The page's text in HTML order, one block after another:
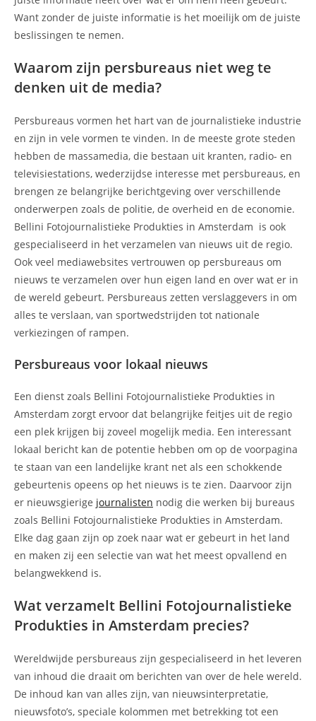
Want zonder de juiste informatie is het moeilijk om de juiste
beslissingen te nemen.
Waarom zijn persbureaus niet weg te
denken uit de media?
Persbureaus vormen het hart van de journalistieke industrie
en zijn in vele vormen te vinden. In de meeste grote steden
hebben de massamedia, die bestaan uit kranten, radio- en
televisiestations, wederzijdse interesse met persbureaus, en
brengen ze belangrijke berichtgeving over verschillende
onderwerpen zoals de politie, de overheid en de economie.
Bellini Fotojournalistieke Produkties in Amsterdam is ook
gespecialiseerd in het verzamelen van nieuws uit de regio.
Ook veel mediawebsites vertrouwen op persbureaus om
nieuws te verzamelen over hun eigen land en over wat er in
de wereld gebeurt. Persbureaus zetten verslaggevers in om
alles te verslaan, van sportwedstrijden tot nationale
verkiezingen of rampen.
Persbureaus voor lokaal nieuws
Een dienst zoals Bellini Fotojournalistieke Produkties in
Amsterdam zorgt ervoor dat belangrijke feitjes uit de regio
een plek krijgen bij zoveel mogelijk media. Een interessant
lokaal bericht kan de potentie hebben om op de voorpagina
te staan van een landelijke krant net als een schokkende
gebeurtenis opeens op het nieuws is te zien. Daarvoor zijn
er nieuwsgierige journalisten nodig die werken bij bureaus
zoals Bellini Fotojournalistieke Produkties in Amsterdam.
Elke dag gaan zijn op zoek naar wat er gebeurt in het land
en maken zij een selectie van wat het meest opvallend en
belangwekkend is.
Wat verzamelt Bellini Fotojournalistieke
Produkties in Amsterdam precies?
Wereldwijde persbureaus zijn gespecialiseerd in het leveren
van inhoud die draait om berichten van over de hele wereld.
De inhoud kan van alles zijn, van nieuwsinterpretatie,
nieuwsfoto’s, speciale kolommen met betrekking tot een